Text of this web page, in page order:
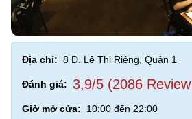
Địa chỉ: 8 Đ. Lê Thị Riêng, Quận 1
Đánh giá: 3,9/5 (2086
Giờ mở cửa: 10:00 đến 22:00